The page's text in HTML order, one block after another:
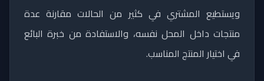
ويستطيع المشتري في كثير من الحالات مقارنة عدة
منتجات داخل المحل نفسه، والاستفادة من خبرة البائع
في اختيار المنتج المناسب.